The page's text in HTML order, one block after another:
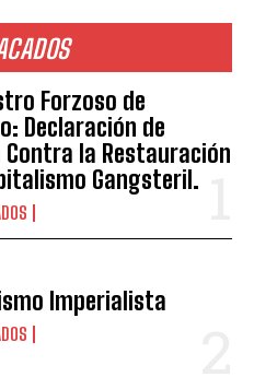
Forzoso de
Declaración de
Contra la Restauración
Gangsteril.
Imperialista